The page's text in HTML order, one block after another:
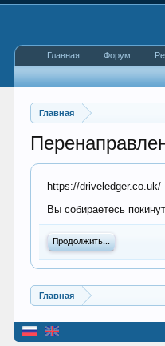
Главная
https://driveledger.co.uk/
Вы собираетесь
Продолжить...
Главная
Главная Форум